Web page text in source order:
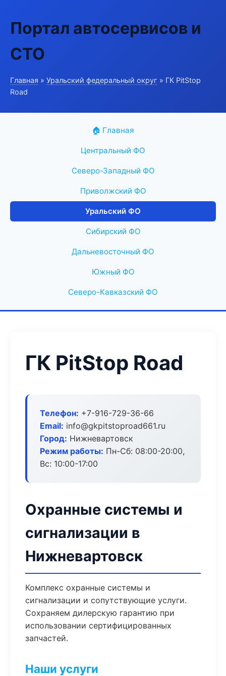
Портал автосервисов и
СТО
Главная » Уральский федеральный округ » ГК PitStop
Road
🏠 Главная
Центральный ФО
Северо-Западный ФО
Приволжский ФО
Уральский ФО
Сибирский ФО
Дальневосточный ФО
Южный ФО
Северо-Кавказский ФО
ГК PitStop Road
Телефон: +7-916-729-36-66
Email: info@gkpitstoproad661.ru
Город: Нижневартовск
Режим работы: Пн-Сб: 08:00-20:00,
Вс: 10:00-17:00
Охранные системы и
сигнализации в
Нижневартовск
Комплекс охранные системы и
сигнализации и сопутствующие услуги.
Сохраняем дилерскую гарантию при
использовании сертифицированных
запчастей.
Наши услуги